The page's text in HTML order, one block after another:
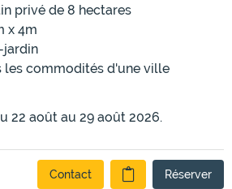
privé de 8 hectares
x 4m
jardin
les commodités d'une ville
22 août au 29 août 2026.
Contact Réserver